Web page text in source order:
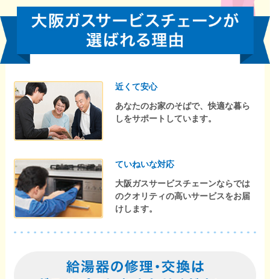
近くて安心
あなたのお家のそばで、快適な暮ら
しをサポートしています。
ていねいな対応
大阪ガスサービスチェーンならでは
のクオリティの高いサービスをお届
けします。